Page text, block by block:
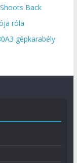
Back
róla
gépkarabély